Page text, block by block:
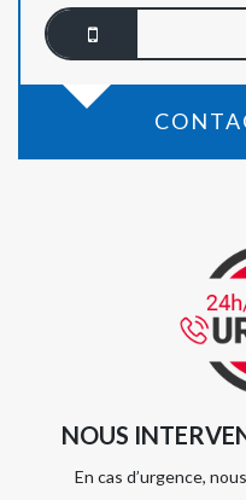
NOUS
En cas d’urgence,